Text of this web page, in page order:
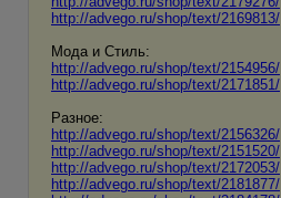
http://advego.ru/shop/text/2169813/
Мода и Стиль:
http://advego.ru/shop/text/2154956/
http://advego.ru/shop/text/2171851/
Разное:
http://advego.ru/shop/text/2156326/
http://advego.ru/shop/text/2151520/
http://advego.ru/shop/text/2172053/
http://advego.ru/shop/text/2181877/